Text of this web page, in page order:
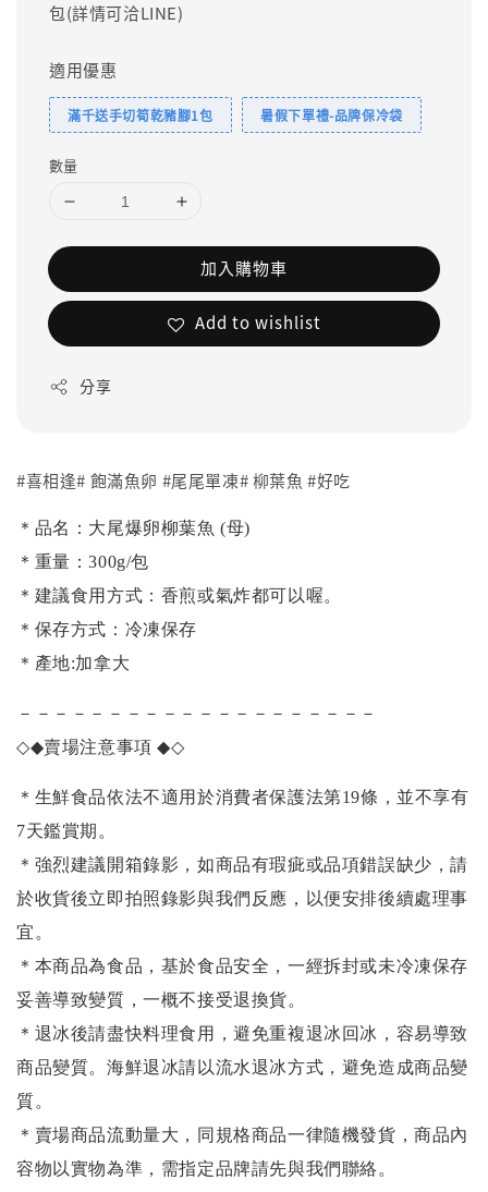
包(詳情可洽LINE)
適用優惠
滿千送手切筍乾豬腳1包 暑假下單禮-品牌保冷袋
數量
加入購物車
Add to wishlist
分享
#喜相逢# 飽滿魚卵 #尾尾單凍# 柳葉魚 #好吃
＊品名：大尾爆卵柳葉魚 (母)
＊重量：300g/包
＊建議食用方式：香煎或氣炸都可以喔。
＊保存方式：冷凍保存
＊產地:加拿大
－－－－－－－－－－－－－－－－－－－－
◇◆賣場注意事項◆◇
＊生鮮食品依法不適用於消費者保護法第19條，並不享有
7天鑑賞期。
＊強烈建議開箱錄影，如商品有瑕疵或品項錯誤缺少，請
於收貨後立即拍照錄影與我們反應，以便安排後續處理事
宜。
＊本商品為食品，基於食品安全，一經拆封或未冷凍保存
妥善導致變質，一概不接受退換貨。
＊退冰後請盡快料理食用，避免重複退冰回冰，容易導致
商品變質。海鮮退冰請以流水退冰方式，避免造成商品變
質。
＊賣場商品流動量大，同規格商品一律隨機發貨，商品內
容物以實物為準，需指定品牌請先與我們聯絡。